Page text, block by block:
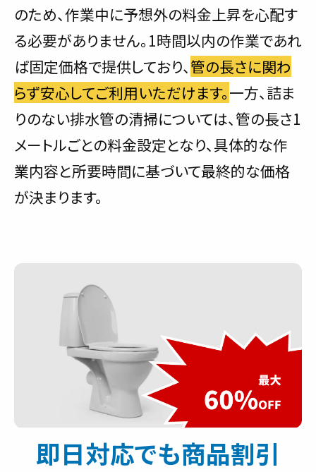
のため、作業中に予想外の料金上昇を心配す
る必要がありません。1時間以内の作業であれ
ば固定価格で提供しており、管の長さに関わ
らず安心してご利用いただけます。一方、詰ま
りのない排水管の清掃については、管の長さ1
メートルごとの料金設定となり、具体的な作
業内容と所要時間に基づいて最終的な価格
が決まります。
即日対応でも商品割引